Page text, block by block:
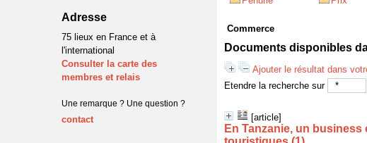
Commerce
Documents disponibles
Ajouter le résultat dans
Etendre la recherche sur
[article]
En Tanzanie, un
Adresse
75 lieux en France et à
l'international
Consulter la carte des
membres et relais
Une remarque ? Une question ?
contact